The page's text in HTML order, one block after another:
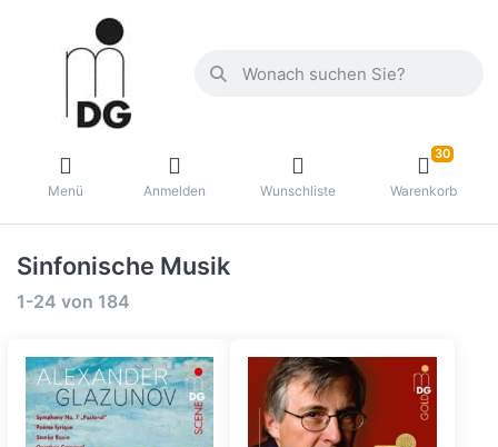
Menü Anmelden Wunschliste
30
Warenkorb
Sinfonische Musik
1-24 von 184